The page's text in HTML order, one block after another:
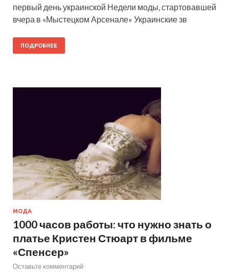
первый день украинской Недели моды, стартовавшей
вчера в «Мыстецком Арсенале» Украинские зв
ПОДРОБНЕЕ
МОДА
1000 часов работы: что нужно знать о
платье Кристен Стюарт в фильме
«Спенсер»
Оставьте комментарий